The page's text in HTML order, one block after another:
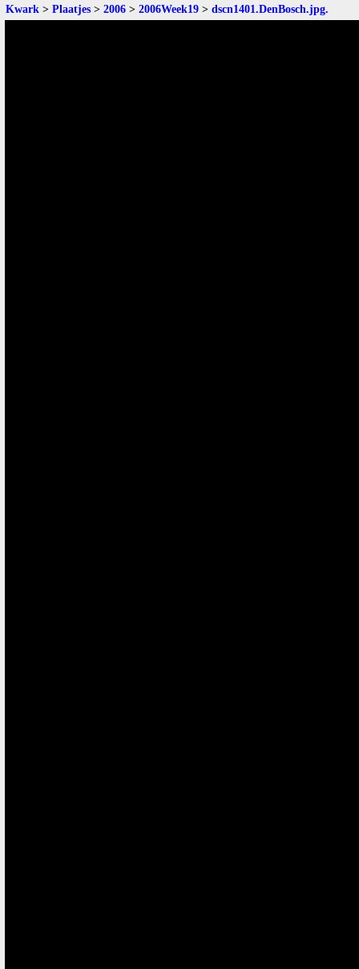
Kwark > Plaatjes > 2006 > 2006Week19 > dscn1401.DenBosch.jpg.